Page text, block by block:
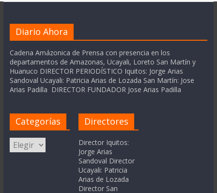
Diario Ahora
Cadena Amázonica de Prensa con presencia en los
departamentos de Amazonas, Ucayali, Loreto San Martín y
Huanuco DIRECTOR PERIODÍSTICO Iquitos: Jorge Arias
Sandoval Ucayali: Patricia Arias de Lozada San Martín: Jose
Arias Padilla DIRECTOR FUNDADOR Jose Arias Padilla
Categorías
Categorías
Directores
Director Iquitos:
Jorge Arias
Sandoval Director
Ucayali: Patricia
Arias de Lozada
Director San